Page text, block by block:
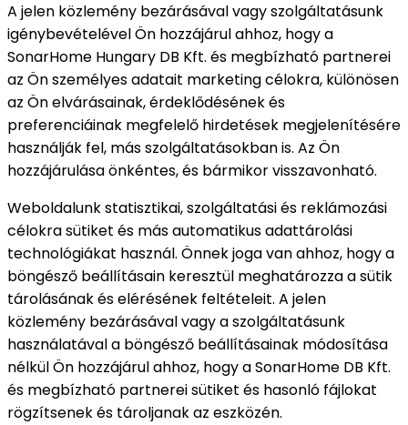
A jelen közlemény bezárásával vagy szolgáltatásunk
igénybevételével Ön hozzájárul ahhoz, hogy a
SonarHome Hungary DB Kft. és megbízható partnerei
az Ön személyes adatait marketing célokra, különösen
az Ön elvárásainak, érdeklődésének és
preferenciáinak megfelelő hirdetések megjelenítésére
használják fel, más szolgáltatásokban is. Az Ön
hozzájárulása önkéntes, és bármikor visszavonható.
Weboldalunk statisztikai, szolgáltatási és reklámozási
célokra sütiket és más automatikus adattárolási
technológiákat használ. Önnek joga van ahhoz, hogy a
böngésző beállításain keresztül meghatározza a sütik
tárolásának és elérésének feltételeit. A jelen
közlemény bezárásával vagy a szolgáltatásunk
használatával a böngésző beállításainak módosítása
nélkül Ön hozzájárul ahhoz, hogy a SonarHome DB Kft.
és megbízható partnerei sütiket és hasonló fájlokat
rögzítsenek és tároljanak az eszközén.